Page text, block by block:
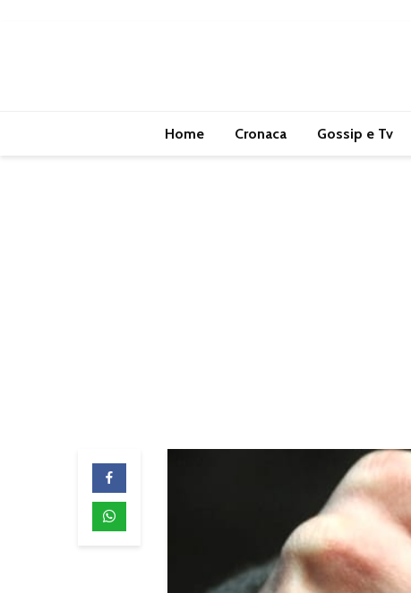
Home Cronaca Gossip e Tv